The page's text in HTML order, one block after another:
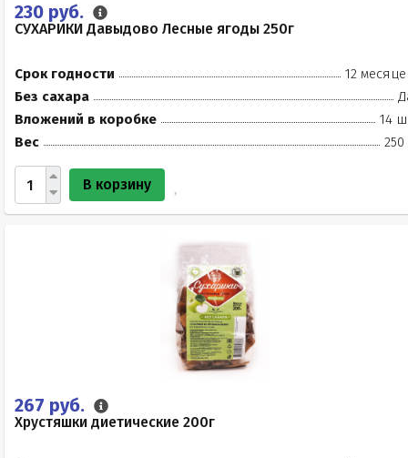
230 руб.
СУХАРИКИ Давыдово Лесные ягоды 250г
Срок годности
12
Без сахара
Вложений в коробке
14
Вес
250
В корзину
267 руб.
Хрустяшки диетические 200г